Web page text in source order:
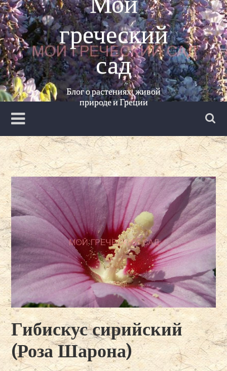
Перейти
к
содержанию
греческий
сад
Блог о растениях, живой
природе и Греции
Гибискус сирийский
(Роза Шарона)